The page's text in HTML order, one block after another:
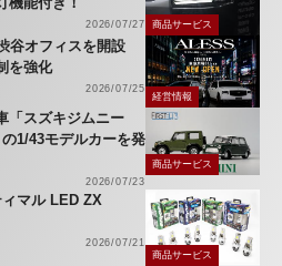
2026/07/27 商品サービス
谷オフィスを開設
を強化
2026/07/25
経営情報
「スズキジムニー
1/43モデルカーを発
2026/07/23
商品サービス
マル LED ZX
2026/07/21
商品サービス